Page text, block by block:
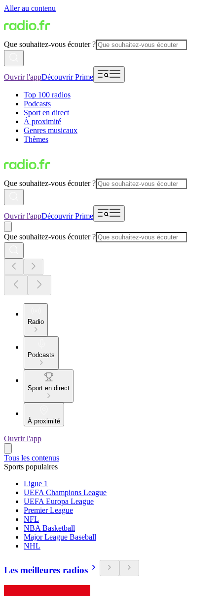
Aller au contenu
Que souhaitez-vous écouter ?
Ouvrir l'appDécouvrir Prime
Top 100 radios
Podcasts
Sport en direct
À proximité
Genres musicaux
Thèmes
Que souhaitez-vous écouter ?
Ouvrir l'appDécouvrir Prime
Que souhaitez-vous écouter ?
Radio
Podcasts
Sport en direct
À proximité
Ouvrir l'app
Tous les contenus
Sports populaires
Ligue 1
UEFA Champions League
UEFA Europa League
Premier League
NFL
NBA Basketball
Major League Baseball
NHL
Les meilleures radios